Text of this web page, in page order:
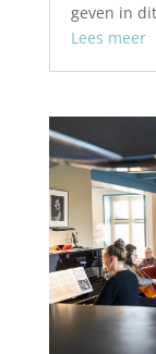
geven in
Lees meer